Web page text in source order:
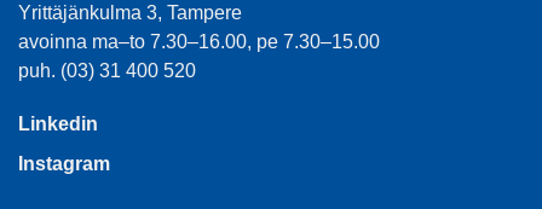
Yrittäjänkulma 3, Tampere
avoinna ma–to 7.30–16.00, pe 7.30–15.00
puh. (03) 31 400 520
Linkedin
Instagram